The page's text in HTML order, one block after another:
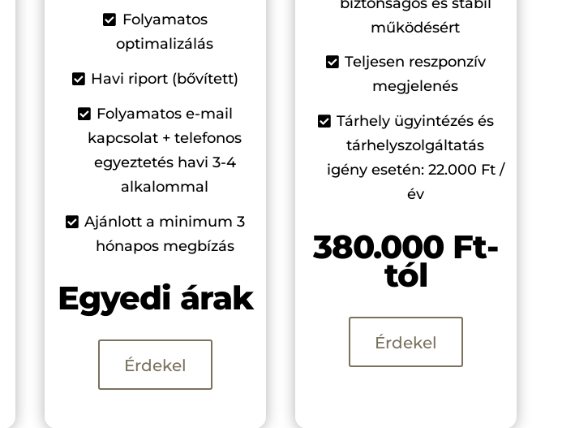
Folyamatos
optimalizálás
Havi riport (bővített)
Folyamatos e-mail
kapcsolat + telefonos
egyeztetés havi 3-4
alkalommal
Ajánlott a minimum 3
hónapos megbízás
Egyedi árak
Érdekel
működésért
Teljesen reszponzív
megjelenés
Tárhely ügyintézés és
tárhelyszolgáltatás
igény esetén: 22.000 Ft /
év
380.000 Ft-
tól
Érdekel